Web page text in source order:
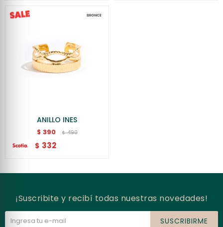
ANILLO INES
$ 390 $ 490
$ 332
¡Suscribite y recibí todas nuestras novedades!
SUSCRIBIRME